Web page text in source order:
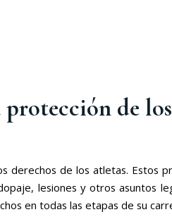
de
de los atletas. Estos
lesiones y otros asuntos
en todas las etapas de su